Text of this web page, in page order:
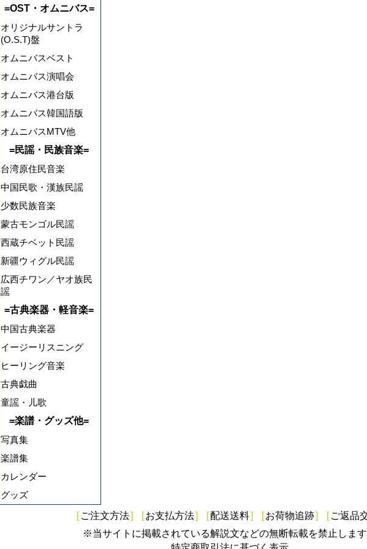
=OST・オムニバス=
オリジナルサントラ
(O.S.T)盤
オムニバスベスト
オムニバス演唱会
オムニバス港台版
オムニバス韓国語版
オムニバスMTV他
=民謡・民族音楽=
台湾原住民音楽
中国民歌・漢族民謡
少数民族音楽
蒙古モンゴル民謡
西蔵チベット民謡
新疆ウィグル民謡
広西チワン／ヤオ族民
謡
=古典楽器・軽音楽=
中国古典楽器
イージーリスニング
ヒーリング音楽
古典戯曲
童謡・儿歌
=楽譜・グッズ他=
写真集
楽譜集
カレンダー
グッズ
[ ご注文方法] [お支払方法] [配送送料] [お荷物追跡] [ ご返品
※当サイトに掲載されている解説文などの無断転載を禁止します